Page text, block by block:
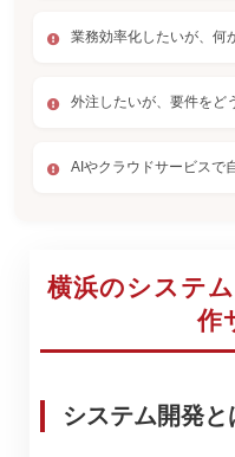
業務効率化したいが、何
外注したいが、要件をど
AIやクラウドサービスで
横浜のシステ
作
システム開発と